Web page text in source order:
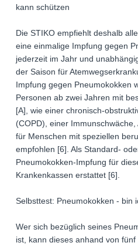
kann schützen
Die STIKO empfiehlt deshalb
eine einmalige Impfung gegen
jederzeit im Jahr und
der Saison für
Impfung gegen Pneumokokken
Personen ab zwei Jahren mit
[A], wie einer chronisch-
(COPD), einer
für Menschen mit speziellen
empfohlen [6]. Als Standard-
Pneumokokken-Impfung für
Krankenkassen erstattet [6].
Selbsttest: Pneumokokken - bin
Wer sich bezüglich seines
ist, kann dieses anhand von